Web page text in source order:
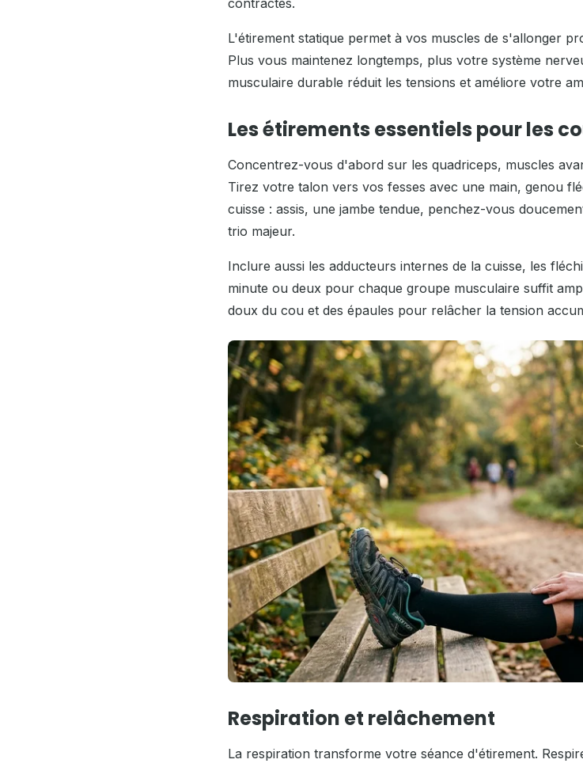
L'étirement statique permet à vos muscles de s'allonger
Plus vous maintenez longtemps, plus votre système
musculaire durable réduit les tensions et améliore votre
Les étirements essentiels pour les
Concentrez-vous d'abord sur les quadriceps, muscles
Tirez votre talon vers vos fesses avec une main, genou
cuisse : assis, une jambe tendue, penchez-vous
trio majeur.
Inclure aussi les adducteurs internes de la cuisse, les
minute ou deux pour chaque groupe musculaire suffit
doux du cou et des épaules pour relâcher la tension
Respiration et relâchement
La respiration transforme votre séance d'étirement.